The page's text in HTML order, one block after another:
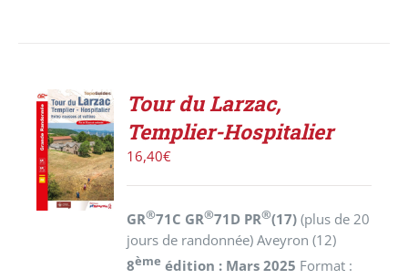
AJOUTER
AU
PANIER
/
DÉTAILS
Tour du Larzac,
Templier-Hospitalier
16,40€
GR®71C GR®71D PR®(17)(plus de 20
jours de randonnée) Aveyron (12)
8ème édition : Mars 2025 Format :